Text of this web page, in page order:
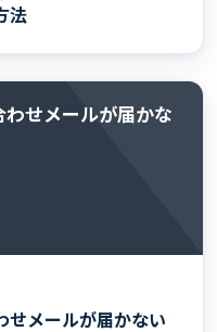
法
せメールが届かな
せメールが届かない